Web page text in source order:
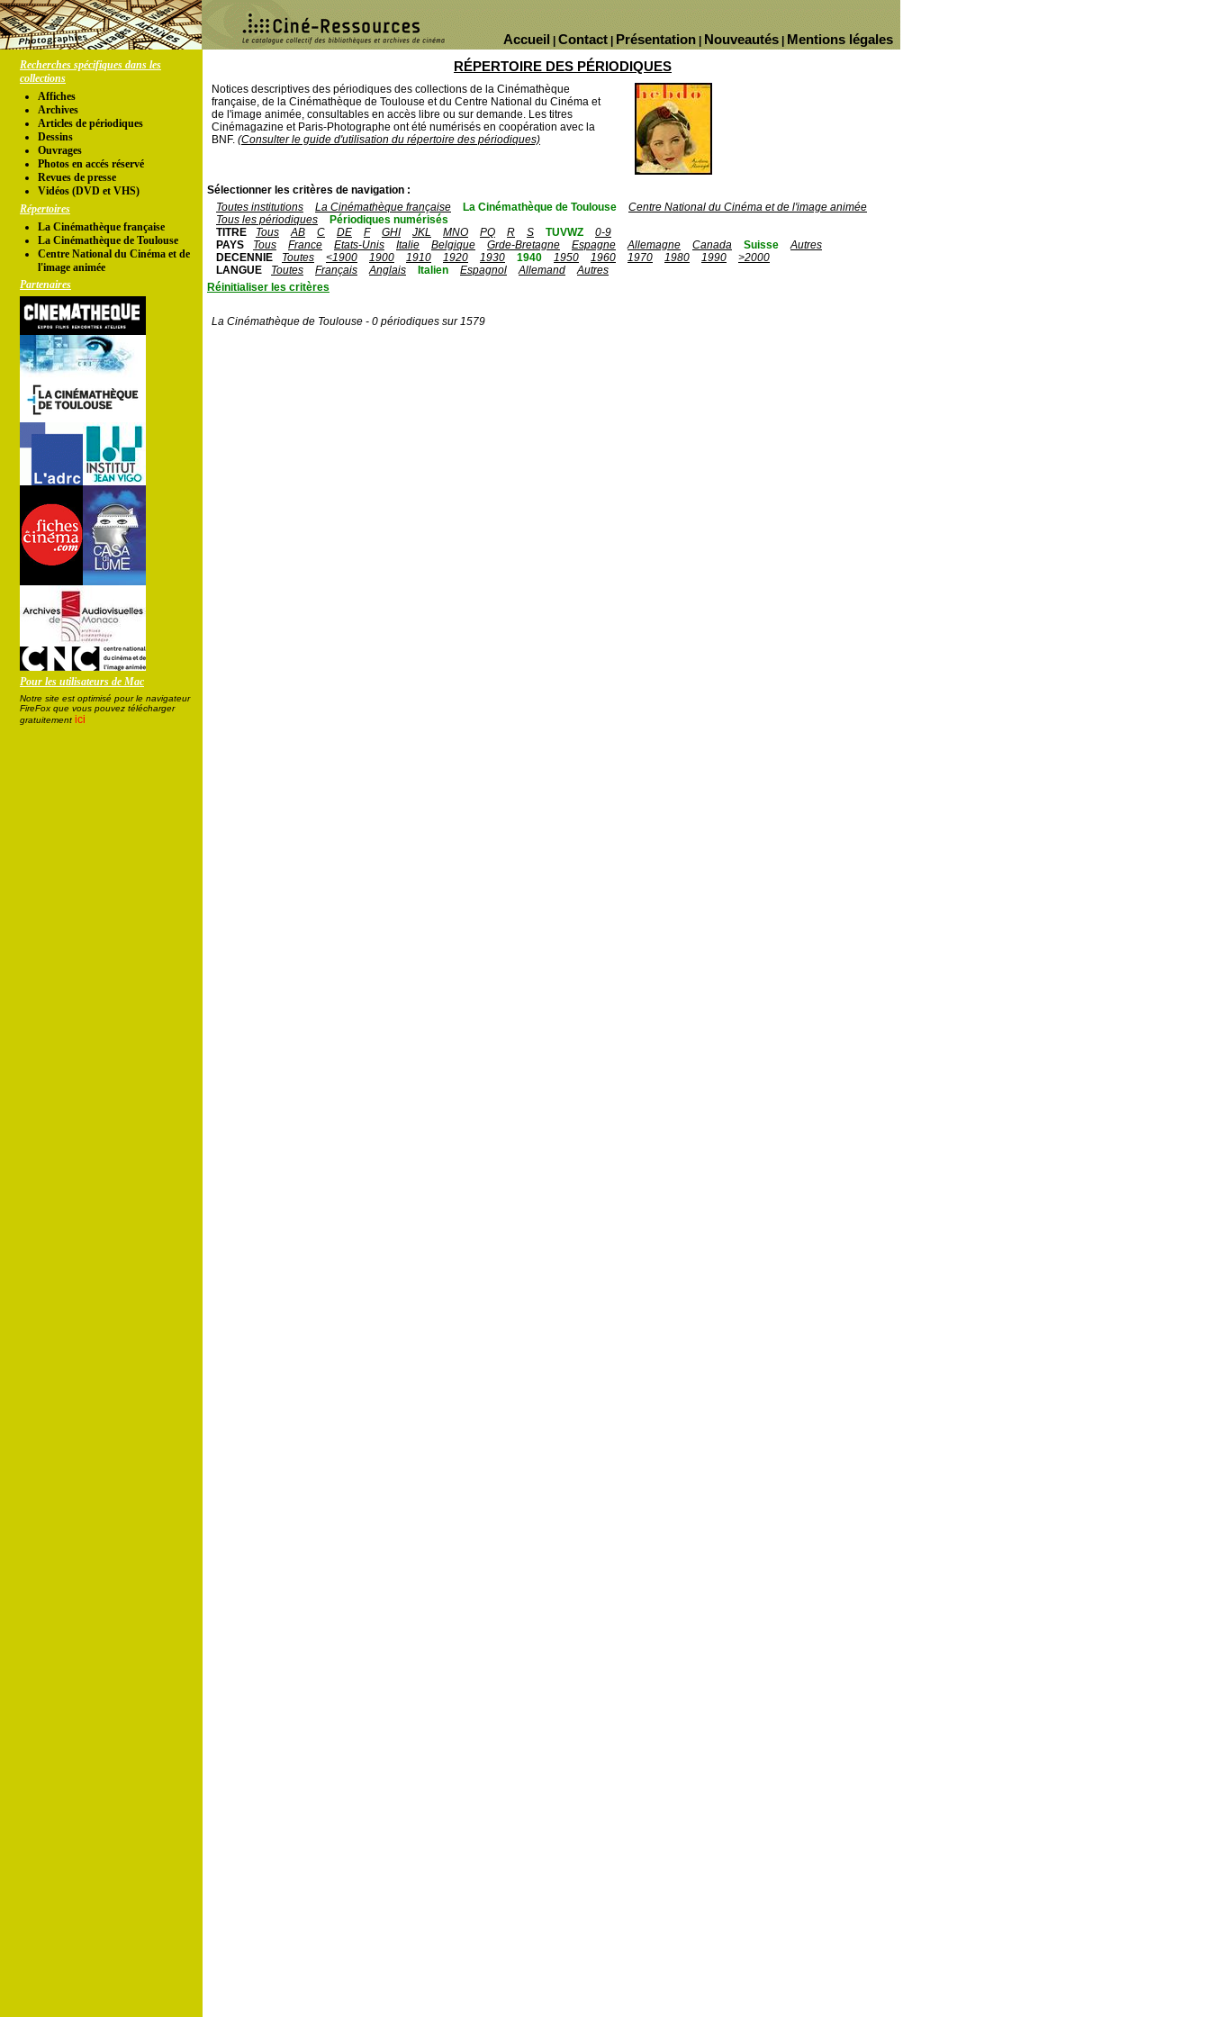
Mentions légales
Nouveautés
Présentation
Contact
Accueil
Recherches spécifiques dans les
collections
Affiches
Archives
Articles de périodiques
Dessins
Ouvrages
Photos en accés réservé
Revues de presse
Vidéos (DVD et VHS)
Répertoires
La Cinémathèque française
La Cinémathèque de Toulouse
Centre National du Cinéma et de
l'image animée
Partenaires
Pour les utilisateurs de Mac
Notre site est optimisé pour le navigateur
FireFox que vous pouvez télécharger
gratuitement ici
RÉPERTOIRE DES PÉRIODIQUES
Notices descriptives des périodiques des collections de la Cinémathèque
française, de la Cinémathèque de Toulouse et du Centre National du Cinéma et
de l'image animée, consultables en accès libre ou sur demande. Les titres
Cinémagazine et Paris-Photographe ont été numérisés en coopération avec la
BNF. (Consulter le guide d'utilisation du répertoire des périodiques)
Sélectionner les critères de navigation :
Toutes institutions
La Cinémathèque française La Cinémathèque de Toulouse
Centre National du Cinéma et de l'image animée
Tous les périodiques
Périodiques numérisés
TITRE
Tous AB C DE F GHI JKL MNO PQ R S TUVWZ
0-9
PAYS
Tous France Etats-Unis Italie Belgique Grde-Bretagne Espagne Allemagne Canada Suisse
Autres
DECENNIE
Toutes <1900 1900 1910 1920 1930 1940 1950 1960 1970 1980 1990
>2000
LANGUE
Toutes Français Anglais Italien Espagnol Allemand
Autres
Réinitialiser les critères
La Cinémathèque de Toulouse - 0 périodiques sur 1579